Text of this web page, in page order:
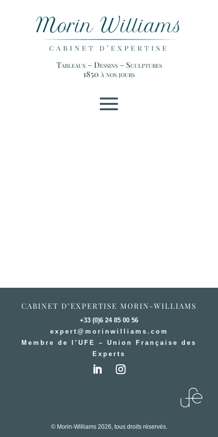
Tableaux – Dessins – Sculptures
1850 à nos jours
CABINET D’EXPERTISE MORIN-WILLIAMS
+33 (0)6 24 85 00 56
expert@morinwilliams.com
Membre de l’UFE – Union Française des
Experts
© Morin-Williams 2026, tous droits réservés.